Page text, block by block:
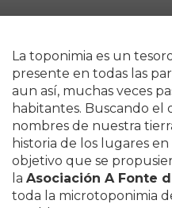
La toponimia es un
presente en todas las
aun así, muchas veces
habitantes. Buscando el
nombres de nuestra
historia de los lugares
objetivo que se
la Asociación A Fonte
toda la microtoponimia